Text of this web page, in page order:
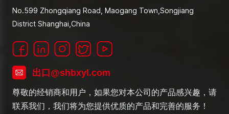
No.599 Zhongqiang Road, Maogang Town,Songjiang
District Shanghai,China
出口@shbxyl.com
尊敬的经销商和用户，如果您对本公司的产品感兴趣，请
联系我们，我们将为您提供优质的产品和完善的服务！